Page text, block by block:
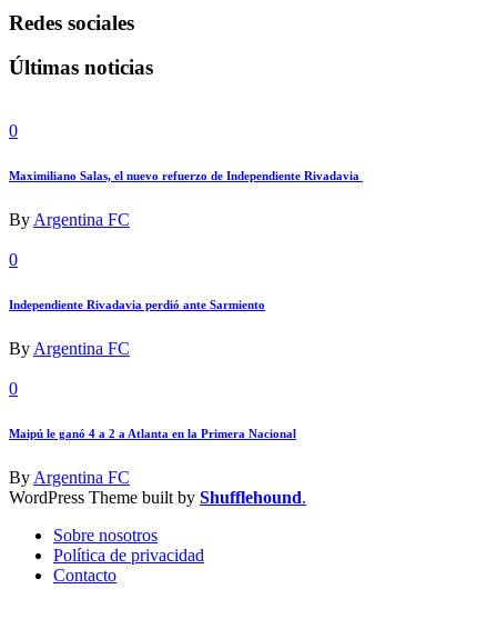
Redes sociales
Últimas noticias
0
Maximiliano Salas, el nuevo refuerzo de Independiente Rivadavia
By Argentina FC
0
Independiente Rivadavia perdió ante Sarmiento
By Argentina FC
0
Maipú le ganó 4 a 2 a Atlanta en la Primera Nacional
By Argentina FC
WordPress Theme built by Shufflehound.
Sobre nosotros
Política de privacidad
Contacto